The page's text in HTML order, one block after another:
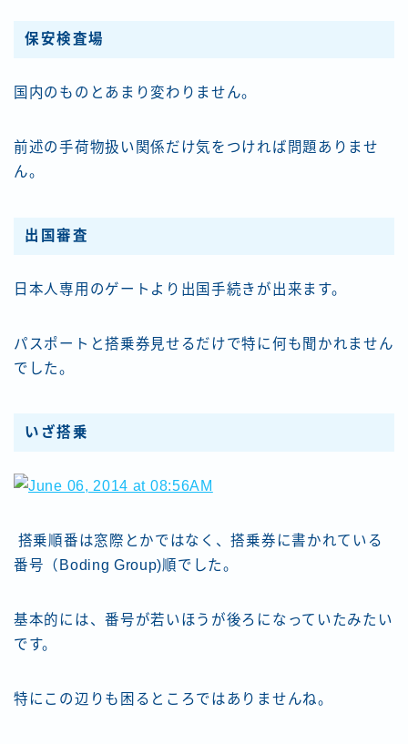
保安検査場
国内のものとあまり変わりません。
前述の手荷物扱い関係だけ気をつければ問題ありませ
ん。
出国審査
日本人専用のゲートより出国手続きが出来ます。
パスポートと搭乗券見せるだけで特に何も聞かれません
でした。
いざ搭乗
搭乗順番は窓際とかではなく、搭乗券に書かれている
番号（Boding Group)順でした。
基本的には、番号が若いほうが後ろになっていたみたい
です。
特にこの辺りも困るところではありませんね。